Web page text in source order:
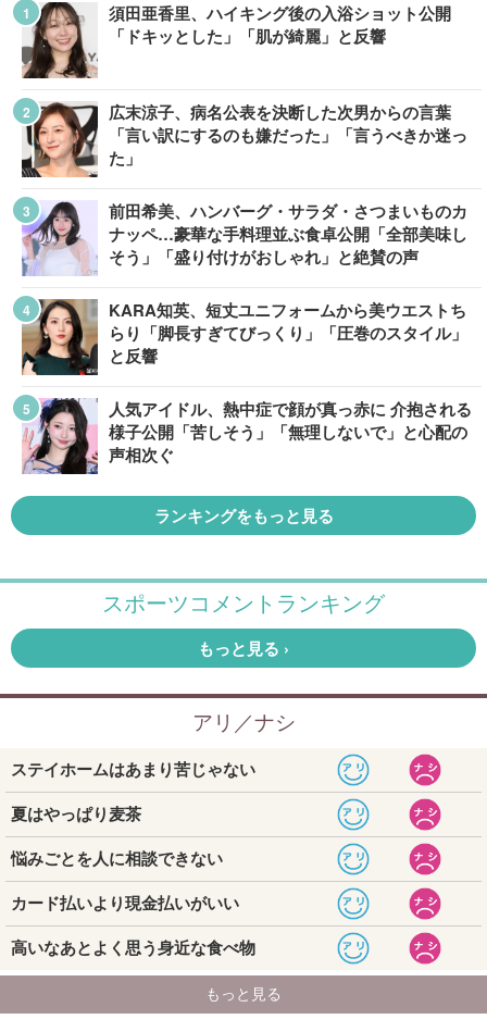
須田亜香里、ハイキング後の入浴ショット公開
「ドキッとした」「肌が綺麗」と反響
広末涼子、病名公表を決断した次男からの言葉
「言い訳にするのも嫌だった」「言うべきか迷っ
た」
前田希美、ハンバーグ・サラダ・さつまいものカ
ナッペ…豪華な手料理並ぶ食卓公開「全部美味し
そう」「盛り付けがおしゃれ」と絶賛の声
KARA知英、短丈ユニフォームから美ウエストち
らり「脚長すぎてびっくり」「圧巻のスタイル」
と反響
人気アイドル、熱中症で顔が真っ赤に 介抱される
様子公開「苦しそう」「無理しないで」と心配の
声相次ぐ
ランキングをもっと見る